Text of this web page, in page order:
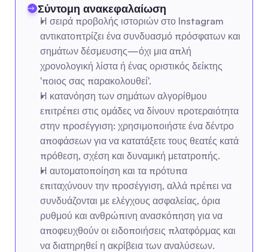
Σύντομη ανακεφαλαίωση
Η σειρά προβολής ιστοριών στο Instagram
αντικατοπτρίζει ένα συνδυασμό πρόσφατων και
σημάτων δέσμευσης—όχι μια απλή
χρονολογική λίστα ή ένας οριστικός δείκτης
'ποιος σας παρακολουθεί'.
Η κατανόηση των σημάτων αλγορίθμου
επιτρέπει στις ομάδες να δίνουν προτεραιότητα
στην προσέγγιση: χρησιμοποιήστε ένα δέντρο
αποφάσεων για να κατατάξετε τους θεατές κατά
πρόθεση, σχέση και δυναμική μετατροπής.
Η αυτοματοποίηση και τα πρότυπα
επιταχύνουν την προσέγγιση, αλλά πρέπει να
συνδυάζονται με ελέγχους ασφαλείας, όρια
ρυθμού και ανθρώπινη ανασκόπηση για να
αποφευχθούν οι ειδοποιήσεις πλατφόρμας και
να διατηρηθεί η ακρίβεια των αναλύσεων.